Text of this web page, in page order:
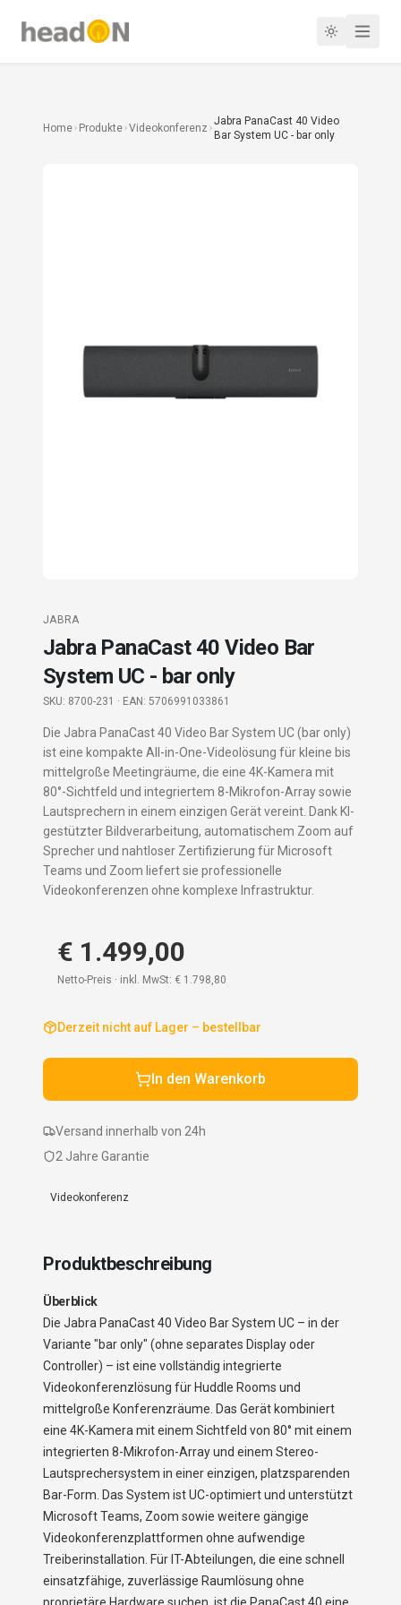
Home Produkte Videokonferenz
Jabra PanaCast 40 Video
Bar System UC - bar only
JABRA
Jabra PanaCast 40 Video Bar
System UC - bar only
SKU: 8700-231 · EAN: 5706991033861
Die Jabra PanaCast 40 Video Bar System UC (bar only)
ist eine kompakte All-in-One-Videolösung für kleine bis
mittelgroße Meetingräume, die eine 4K-Kamera mit
80°-Sichtfeld und integriertem 8-Mikrofon-Array sowie
Lautsprechern in einem einzigen Gerät vereint. Dank KI-
gestützter Bildverarbeitung, automatischem Zoom auf
Sprecher und nahtloser Zertifizierung für Microsoft
Teams und Zoom liefert sie professionelle
Videokonferenzen ohne komplexe Infrastruktur.
€ 1.499,00
Netto-Preis · inkl. MwSt: € 1.798,80
Derzeit nicht auf Lager – bestellbar
In den Warenkorb
Versand innerhalb von 24h
2 Jahre Garantie
Videokonferenz
Produktbeschreibung
Überblick
Die Jabra PanaCast 40 Video Bar System UC – in der
Variante "bar only" (ohne separates Display oder
Controller) – ist eine vollständig integrierte
Videokonferenzlösung für Huddle Rooms und
mittelgroße Konferenzräume. Das Gerät kombiniert
eine 4K-Kamera mit einem Sichtfeld von 80° mit einem
integrierten 8-Mikrofon-Array und einem Stereo-
Lautsprechersystem in einer einzigen, platzsparenden
Bar-Form. Das System ist UC-optimiert und unterstützt
Microsoft Teams, Zoom sowie weitere gängige
Videokonferenzplattformen ohne aufwendige
Treiberinstallation. Für IT-Abteilungen, die eine schnell
einsatzfähige, zuverlässige Raumlösung ohne